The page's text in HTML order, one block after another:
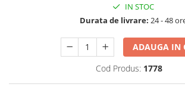
Suport motocicleta
Tunuri de caldura si aeroteme
IN STOC
Durata de livrare: 24 - 48
ADAUGA IN
Cod Produs: 1778